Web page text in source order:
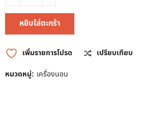
หยิบใส่ตะกร้า
เพิ่มรายการโปรด
เปรียบเทียบ
หมวดหมู่: เครื่องนอน